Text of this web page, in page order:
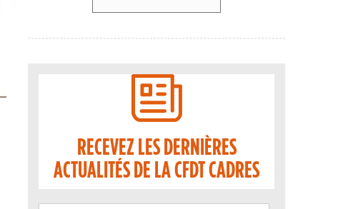
RECEVEZ LES DERNIÈRES
ACTUALITÉS DE LA CFDT CADRES